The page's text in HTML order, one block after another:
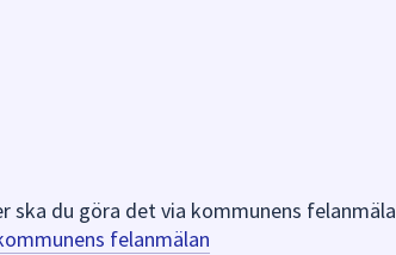
ska du göra det via kommunens
felanmälan